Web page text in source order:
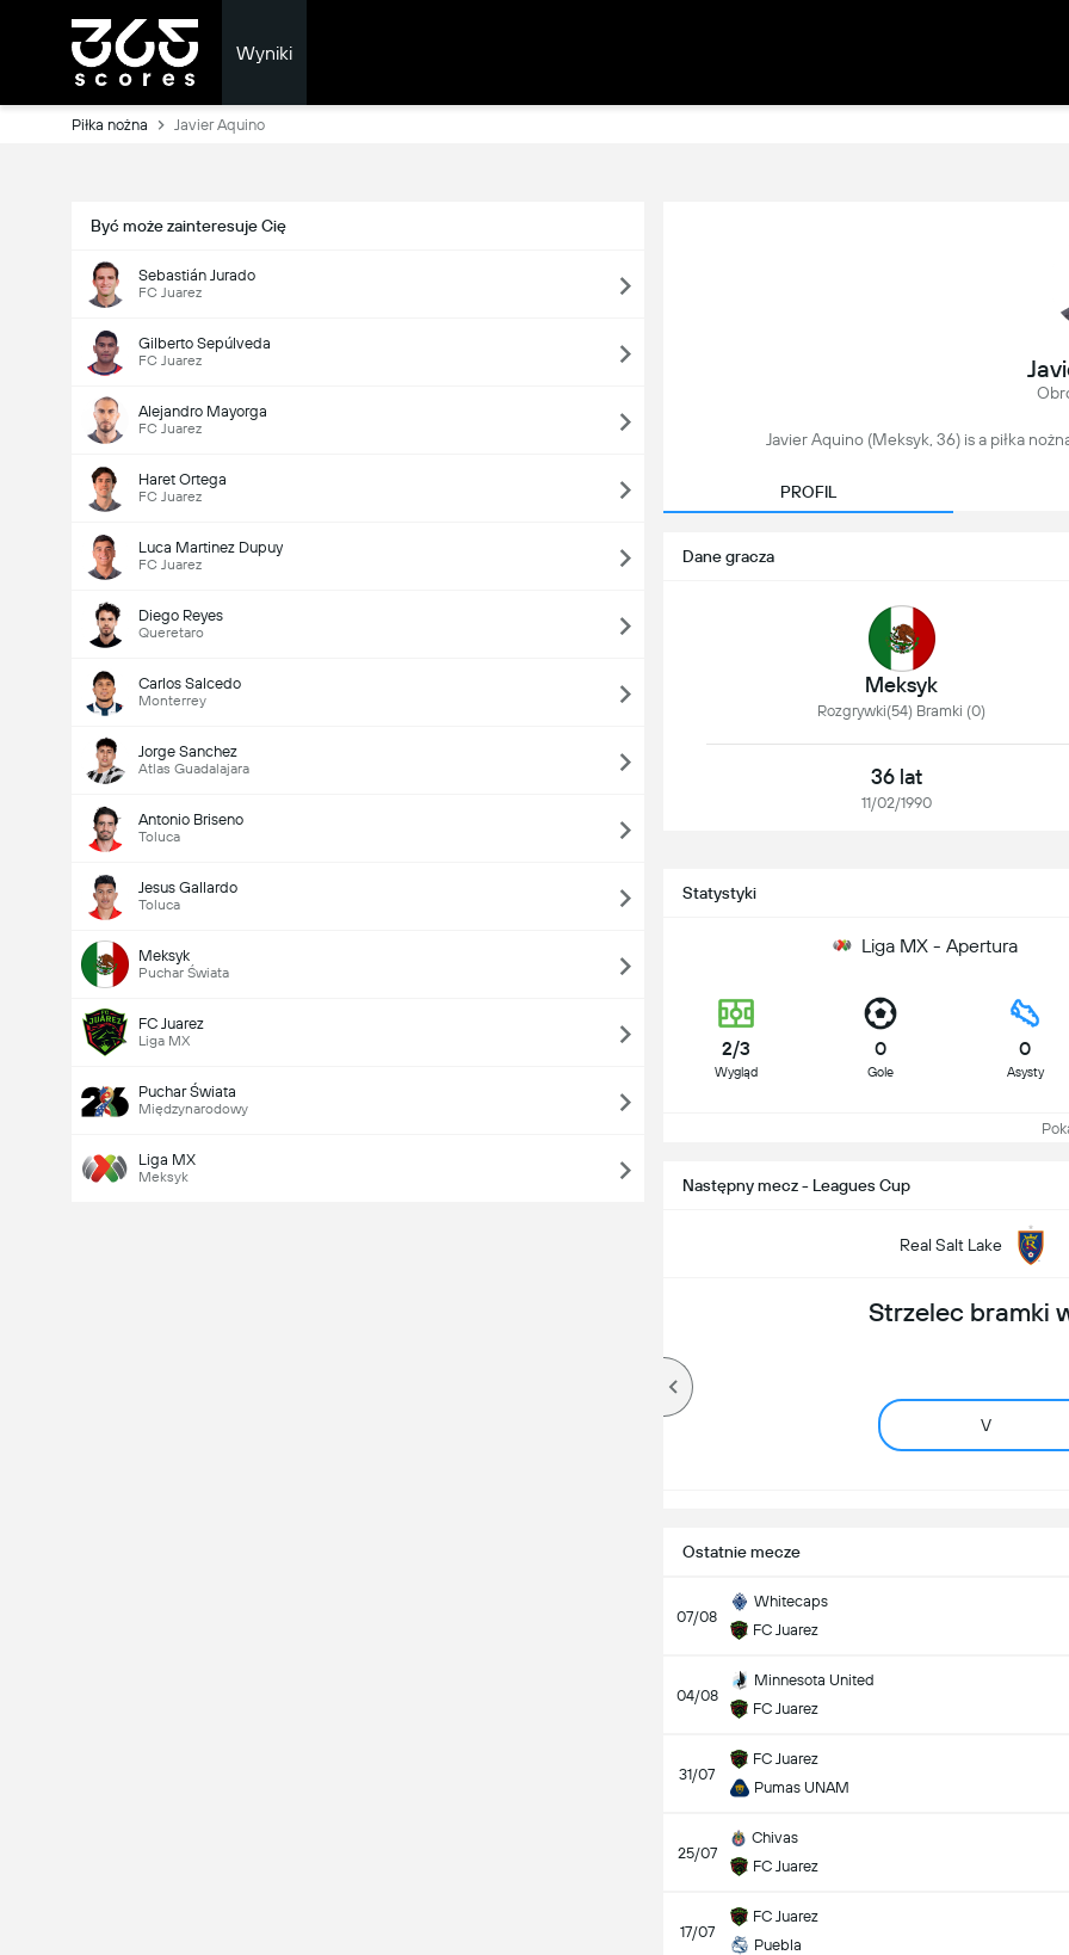
Wyniki
Piłka nożna Javier Aquino
Być może zainteresuje Cię
Sebastián Jurado
FC Juarez
Gilberto Sepúlveda
FC Juarez
Alejandro Mayorga
FC Juarez
Haret Ortega
FC Juarez
Luca Martinez Dupuy
FC Juarez
Diego Reyes
Queretaro
Carlos Salcedo
Monterrey
Jorge Sanchez
Atlas Guadalajara
Antonio Briseno
Toluca
Jesus Gallardo
Toluca
Meksyk
Puchar Świata
FC Juarez
Liga MX
Puchar Świata
Międzynarodowy
Liga MX
Meksyk
Javier Aquino (Meksyk, 36) is a piłka
PROFIL
Dane gracza
Meksyk
Rozgrywki(54) Bramki (0)
36 lat
11/02/1990
Statystyki
Liga MX - Apertura
2/3
Wygląd
0
Gole
0
Asysty
Następny mecz - Leagues Cup
Real Salt Lake
Strzelec bramki
V
Ostatnie mecze
07/08
Whitecaps
FC Juarez
04/08
Minnesota United
FC Juarez
31/07
FC Juarez
Pumas UNAM
25/07
Chivas
FC Juarez
17/07
FC Juarez
Puebla